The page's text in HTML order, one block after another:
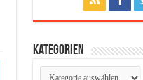
Kategorien
Kategorien